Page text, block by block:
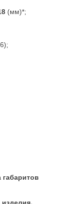
(мм)*;
изделия.